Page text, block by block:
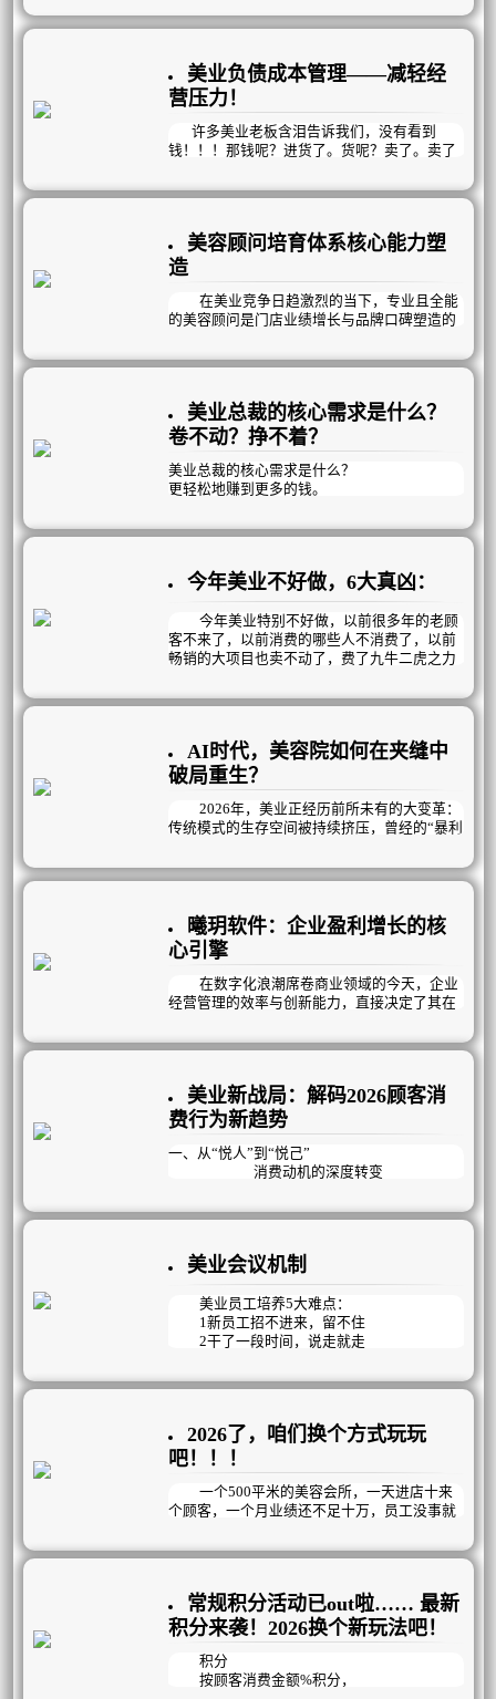
打电话也不接……；到头来还埋怨美容院产品
不好，美容师手法不好，于是不愿意再消费，
这一切其实都是你疗程规划没有做好导致
的。
就像生病了去医院，医生让你一天吃3次
药，而你却三天吃一次，病会好吗？做美容也
是一样的，本来应该一周一次的可顾客却三个
消费的顾客，因此顾客每一次来店都要专业的
提醒顾客持续到店护理，既能体现专业，又能
增加顾客到店率和保证疗效。
美业负债成本管理——减轻经
营压力！
许多美业老板含泪告诉我们，没有看到
钱！！！那钱呢？进货了。货呢？卖了。卖了
那到底钱在哪呢？不在外面飘，就在库房囤，
美容顾问培育体系核心能力塑
造
在美业竞争日趋激烈的当下，专业且全能
的美容顾问是门店业绩增长与品牌口碑塑造的
美业总裁的核心需求是什么？
卷不动？挣不着？
美业总裁的核心需求是什么？
更轻松地赚到更多的钱‌。
但靠短期促销和价格战，无非是透支未来业
真正的破局之道，在于构建可持续的自循环盈
利模式！
今年美业不好做，6大真凶：
今年美业特别不好做，以前很多年的老顾
客不来了，以前消费的哪些人不消费了，以前
畅销的大项目也卖不动了，费了九牛二虎之力
了，有质量的新客没有了……是什么导致的？
几个方面：
AI时代，美容院如何在夹缝中
破局重生？
2026年，美业正经历前所未有的大变革：
传统模式的生存空间被持续挤压，曾经的“暴利
现实。美容院老板们陷入了越努力越焦虑的怪
圈——没顾客就疯狂拓客，拓来的却多是“薅羊
项目，结果是“做活动有业绩，不做活动没业
绩”；陷入恶性循环。
与此同时，人员不稳定成为悬在门店头上
的达摩克利斯之剑：老员工资历深但动力不
疲惫不堪，稍有风吹草动就选择离开。而最直
持续下滑，到店后也多是“躺平式消费”，流失
率逐年攀升，复购率跌入谷底，利润率一路向
下，门店经营举步维艰。
曦玥软件：企业盈利增长的核
心引擎
在数字化浪潮席卷商业领域的今天，企业
经营管理的效率与创新能力，直接决定了其在
决方案、私人定制的盈利模式与高效落地的执
行体系，成为众多企业实现业绩突破、管理升
级的核心伙伴。
美业新战局：解码2026顾客消
费行为新趋势
一、从“悦人”到“悦己”
消费动机的深度转变
在2026年的美业市场，消费者的核心动机
外界的审美眼光，获得他人的认可。但如今，
“变美能够让自己更快乐”成为约一半用户选择
医美的核心原因。这种消费观念的转变，使得
美业需求在经济波动中展现出较强的韧性。
美业会议机制
美业员工培养5大难点：
1新员工招不进来，留不住
2干了一段时间，说走就走
4私欲当先，不为企业考虑
只看结果的KPI管理方式已过时，美业更
适合以目标为导向，精确到每天完成情况的OK
R管理模式，它既能明确目标，又注重过程与
结果，更强调员工个体的自主创造性。通过会
议机制，在思想、知识、工具、技能、观
力；再通过过程监督和数据结果检测，帮助员
2026了，咱们换个方式玩玩
吧！！！
一个500平米的美容会所，一天进店十来
个顾客，一个月业绩还不足十万，员工没事就
做了以下几个动作，业绩成功倍增，突破新
常规积分活动已out啦…… 最新
积分来袭！2026换个新玩法吧！
积分
按顾客消费金额%积分，